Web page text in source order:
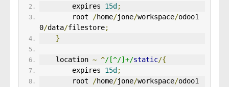
        expires
15d ;
        root
/home/jone/workspace/odoo1
0/data/filestore;
}
    location
~ ^/[^/]+/static/{
        expires
15d ;
        root
/home/jone/workspace/odoo1